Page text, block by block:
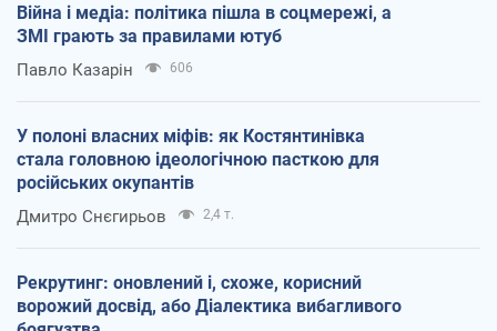
Війна і медіа: політика пішла в соцмережі, а
ЗМІ грають за правилами ютуб
Павло Казарін 606
У полоні власних міфів: як Костянтинівка
стала головною ідеологічною пасткою для
російських окупантів
Дмитро Снєгирьов 2,4 т.
Рекрутинг: оновлений і, схоже, корисний
ворожий досвід, або Діалектика вибагливого